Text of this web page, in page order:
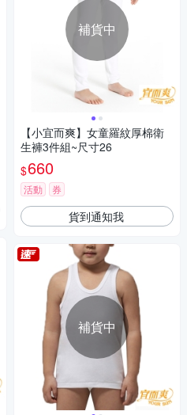
補貨中
【小宜而爽】女童羅紋厚棉衛
生褲3件組~尺寸26
$660
活動 券
貨到通知我
補貨中